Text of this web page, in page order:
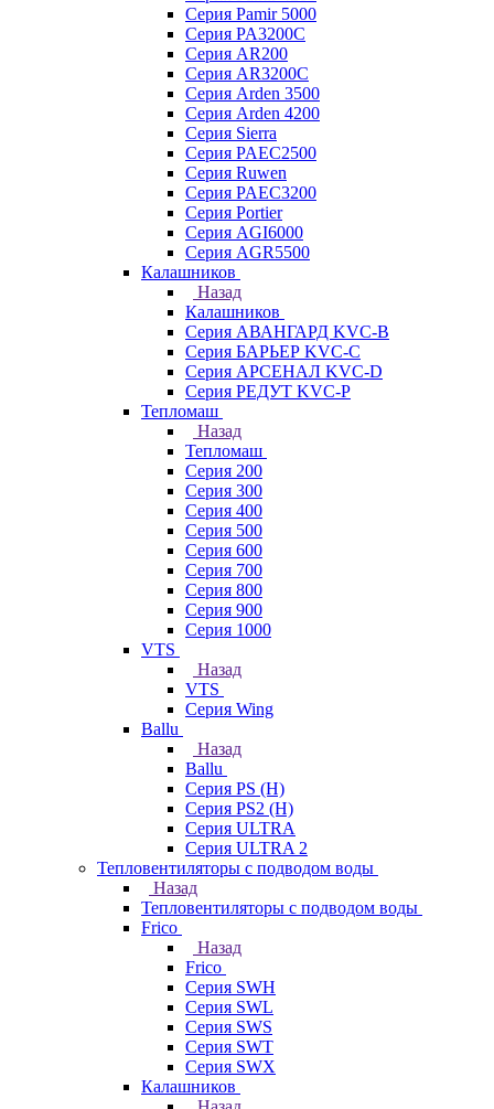
Серия Pamir 5000
Серия PA3200C
Серия AR200
Серия AR3200C
Серия Arden 3500
Серия Arden 4200
Серия Sierra
Серия PAEC2500
Серия Ruwen
Серия PAEC3200
Серия Portier
Серия AGI6000
Серия AGR5500
Калашников
Назад
Калашников
Серия АВАНГАРД KVC-B
Серия БАРЬЕР KVC-C
Серия АРСЕНАЛ KVC-D
Серия РЕДУТ KVC-P
Тепломаш
Назад
Тепломаш
Серия 200
Серия 300
Серия 400
Серия 500
Серия 600
Серия 700
Серия 800
Серия 900
Серия 1000
VTS
Назад
VTS
Серия Wing
Ballu
Назад
Ballu
Серия PS (H)
Серия PS2 (H)
Серия ULTRA
Серия ULTRA 2
Тепловентиляторы с подводом воды
Назад
Тепловентиляторы с подводом воды
Frico
Назад
Frico
Серия SWH
Серия SWL
Серия SWS
Серия SWT
Серия SWX
Калашников